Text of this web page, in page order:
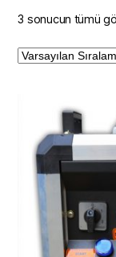
3 sonucun tümü